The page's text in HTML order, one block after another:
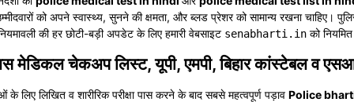
को अपने स्वास्थ्य, सुनने की क्षमता, और ब्लड प्रेशर को सामान्य रखना चाहिए।
की हर छोटी-बड़ी अपडेट के लिए हमारी वेबसाइट senabharti.in को
चेकअप लिस्ट, यूपी, एमपी, बिहार कांस्टेबल व एसआई
के लिए लिखित व शारीरिक परीक्षा पास करने के बाद सबसे महत्वपूर्ण पड़ाव Police